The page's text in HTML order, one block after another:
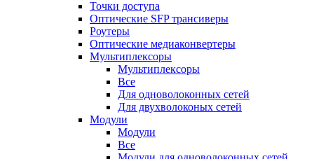
Точки доступа
Оптические SFP трансиверы
Роутеры
Оптические медиаконвертеры
Мультиплексоры
Мультиплексоры
Все
Для одноволоконных сетей
Для двухволоконых сетей
Модули
Модули
Все